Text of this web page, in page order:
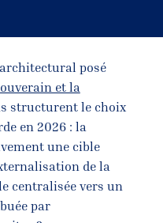
posé
et la
structurent le choix
en 2026 : la
une cible
de la
centralisée vers un
par